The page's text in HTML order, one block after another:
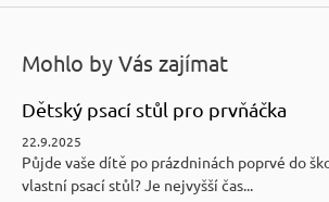
Mohlo by Vás zajímat
Dětský psací stůl pro prvňáčka
22.9.2025
Půjde vaše dítě po prázdninách poprvé do
vlastní psací stůl? Je nejvyšší čas...